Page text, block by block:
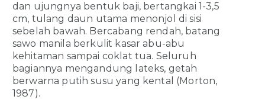
dan ujungnya bentuk baji, bertangkai 1-3,5
cm, tulang daun utama menonjol di sisi
sebelah bawah. Bercabang rendah, batang
sawo manila berkulit kasar abu-abu
kehitaman sampai coklat tua. Seluruh
bagiannya mengandung lateks, getah
berwarna putih susu yang kental (Morton,
1987).